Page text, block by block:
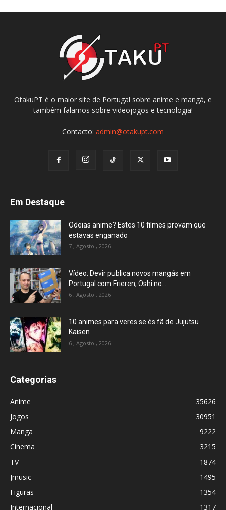
OtakuPT é o maior site de Portugal sobre anime e mangá, e
também falamos sobre videojogos e tecnologia!
Contacto: admin@otakupt.com
Em Destaque
Odeias anime? Estes 10 filmes provam que
estavas enganado
7 , Agosto , 2026
Vídeo: Devir publica novos mangás em
Portugal com Frieren, Oshi no...
6 , Agosto , 2026
10 animes para veres se és fã de Jujutsu
Kaisen
6 , Agosto , 2026
Categorias
Anime
35626
Jogos
30951
Manga
9222
Cinema
3215
TV
1874
Jmusic
1495
Figuras
1354
Internacional
1317